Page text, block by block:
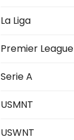
La Liga
Premier League
Serie A
USMNT
USWNT